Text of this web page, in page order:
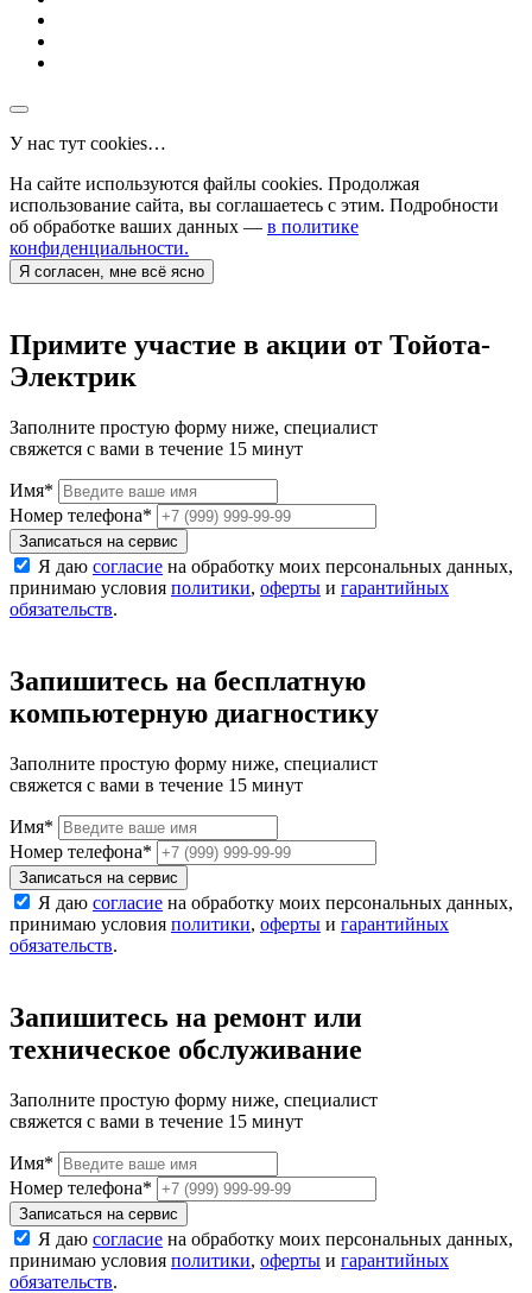
У нас тут cookies…
На сайте используются файлы cookies. Продолжая
использование сайта, вы соглашаетесь с этим. Подробности
об обработке ваших данных — в политике
конфиденциальности.
Я согласен, мне всё ясно
Примите участие в акции от Тойота-
Электрик
Заполните простую форму ниже, специалист
свяжется с вами в течение 15 минут
Имя*
Номер телефона*
Записаться на сервис
Я даю согласие на обработку моих персональных данных,
принимаю условия политики, оферты и гарантийных
обязательств.
Запишитесь на бесплатную
компьютерную диагностику
Заполните простую форму ниже, специалист
свяжется с вами в течение 15 минут
Имя*
Номер телефона*
Записаться на сервис
Я даю согласие на обработку моих персональных данных,
принимаю условия политики, оферты и гарантийных
обязательств.
Запишитесь на ремонт или
техническое обслуживание
Заполните простую форму ниже, специалист
свяжется с вами в течение 15 минут
Имя*
Номер телефона*
Записаться на сервис
Я даю согласие на обработку моих персональных данных,
принимаю условия политики, оферты и гарантийных
обязательств.